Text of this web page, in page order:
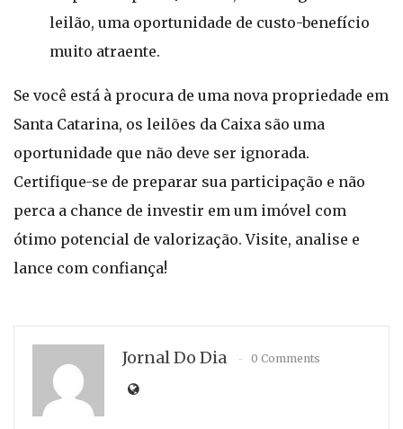
leilão, uma oportunidade de custo-benefício
muito atraente.
Se você está à procura de uma nova propriedade em
Santa Catarina, os leilões da Caixa são uma
oportunidade que não deve ser ignorada.
Certifique-se de preparar sua participação e não
perca a chance de investir em um imóvel com
ótimo potencial de valorização. Visite, analise e
lance com confiança!
Jornal Do Dia 0 Comments